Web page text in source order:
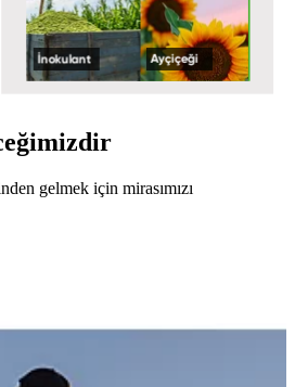
gelmek için mirasımızı